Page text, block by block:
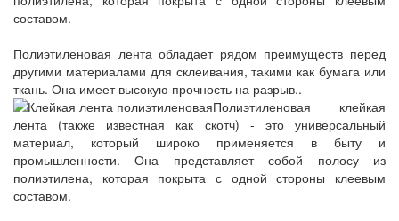
составом.
Полиэтиленовая лента обладает рядом преимуществ перед
другими материалами для склеивания, такими как бумага или
ткань. Она имеет высокую прочность на разрыв..
Полиэтиленовая клейкая
лента (также известная как скотч) - это универсальный
материал, который широко применяется в быту и
промышленности. Она представляет собой полосу из
полиэтилена, которая покрыта с одной стороны клеевым
составом.